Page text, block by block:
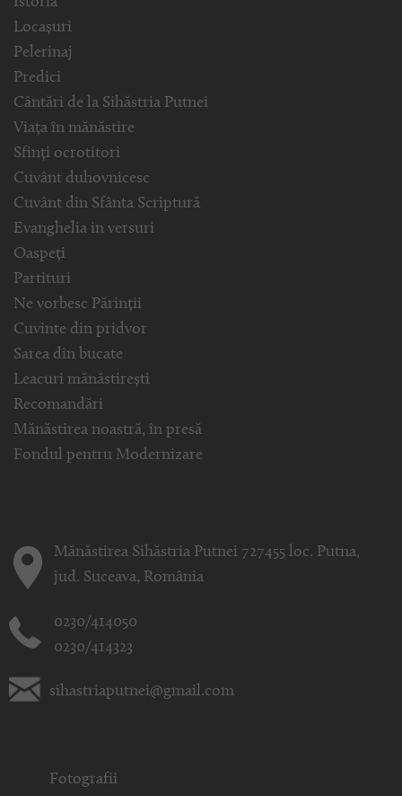
Locașuri
Pelerinaj
Predici
Cântări de la Sihăstria Putnei
Viața în mănăstire
Sfinți ocrotitori
Cuvânt duhovnicesc
Cuvânt din Sfânta Scriptură
Evanghelia in versuri
Oaspeți
Partituri
Ne vorbesc Părinții
Cuvinte din pridvor
Sarea din bucate
Leacuri mănăstirești
Recomandări
Mănăstirea noastră, în presă
Fondul pentru Modernizare
Mănăstirea Sihăstria Putnei 727455 loc. Putna,
jud. Suceava, România
0230/414050
0230/414323
sihastriaputnei@gmail.com
Fotografii